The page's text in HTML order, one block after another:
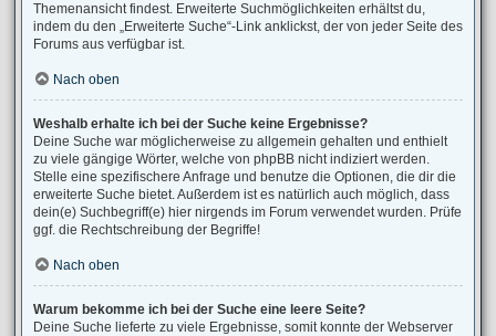
Themenansicht findest. Erweiterte Suchmöglichkeiten erhältst du,
indem du den „Erweiterte Suche“-Link anklickst, der von jeder Seite des
Forums aus verfügbar ist.
Nach oben
Weshalb erhalte ich bei der Suche keine Ergebnisse?
Deine Suche war möglicherweise zu allgemein gehalten und enthielt
zu viele gängige Wörter, welche von phpBB nicht indiziert werden.
Stelle eine spezifischere Anfrage und benutze die Optionen, die dir die
erweiterte Suche bietet. Außerdem ist es natürlich auch möglich, dass
dein(e) Suchbegriff(e) hier nirgends im Forum verwendet wurden. Prüfe
ggf. die Rechtschreibung der Begriffe!
Nach oben
Warum bekomme ich bei der Suche eine leere Seite?
Deine Suche lieferte zu viele Ergebnisse, somit konnte der Webserver